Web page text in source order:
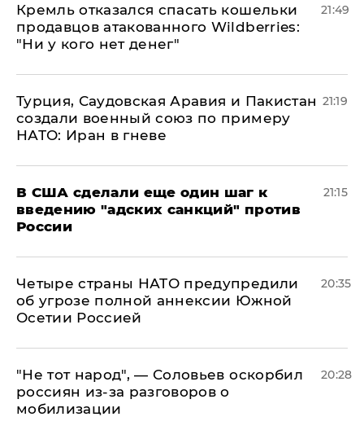
Кремль отказался спасать кошельки
продавцов атакованного Wildberries:
"Ни у кого нет денег"
21:49
Турция, Саудовская Аравия и Пакистан
создали военный союз по примеру
НАТО: Иран в гневе
21:19
В США сделали еще один шаг к
введению "адских санкций" против
России
21:15
Четыре страны НАТО предупредили
об угрозе полной аннексии Южной
Осетии Россией
20:35
​"Не тот народ", — Соловьев оскорбил
россиян из-за разговоров о
мобилизации
20:28